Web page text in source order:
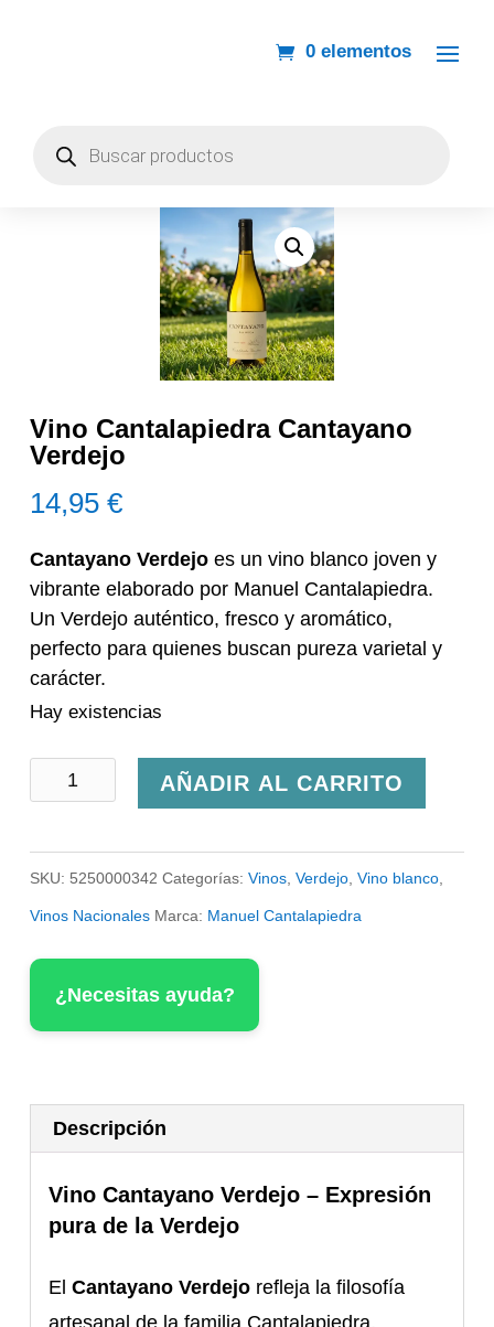
0 elementos
Vino Cantalapiedra Cantayano
Verdejo
14,95€
Cantayano Verdejo es un vino blanco joven y
vibrante elaborado por Manuel Cantalapiedra.
Un Verdejo auténtico, fresco y aromático,
perfecto para quienes buscan pureza varietal y
carácter.
Hay existencias
Vino
Cantalapiedra
Cantayano
Verdejo
cantidad
AÑADIR AL CARRITO
SKU: 5250000342 Categorías:Vinos,Verdejo,Vino blanco,
Vinos Nacionales Marca: Manuel Cantalapiedra
¿Necesitas ayuda?
Descripción
Vino Cantayano Verdejo – Expresión
pura de la Verdejo
ElCantayano Verdejo refleja la filosofía